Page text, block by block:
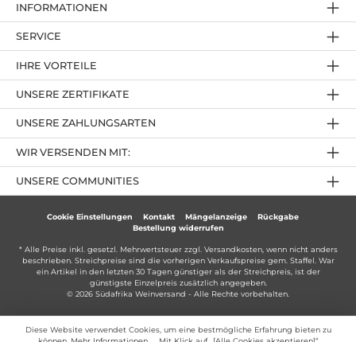
IHRE VORTEILE
UNSERE ZAHLUNGSARTEN
UNSERE ZERTIFIKATE
INFORMATIONEN
SERVICE
UNSERE COMMUNITIES
WIR VERSENDEN MIT:
Cookie Einstellungen Kontakt Mängelanzeige
Rückgabe
Bestellung widerrufen
* Alle Preise inkl. gesetzl. Mehrwertsteuer zzgl. Versandkosten, wenn nicht anders
beschrieben. Streichpreise sind die vorherigen Verkaufspreise gem. Staffel. War
ein Artikel in den letzten 30 Tagen günstiger als der Streichpreis, ist der
günstigste Einzelpreis zusätzlich angegeben.
© 2026 Südafrika Weinversand - Alle Rechte vorbehalten.
Diese Website verwendet Cookies, um eine bestmögliche Erfahrung bieten zu